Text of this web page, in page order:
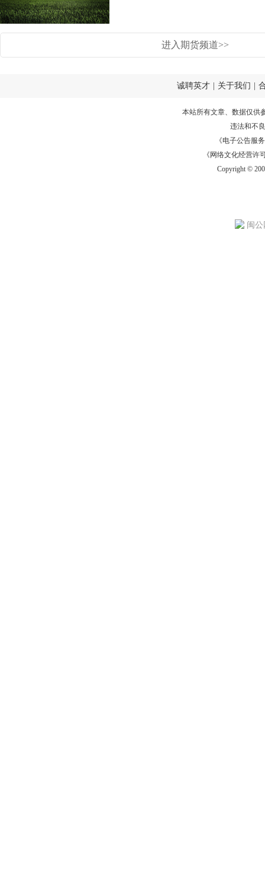
进入期货频道>>
诚聘英才 关于我们
本站所有文章、数据仅供
违法和不
《电子公告服务
《网络文化经营许
Copyright ©
闽公